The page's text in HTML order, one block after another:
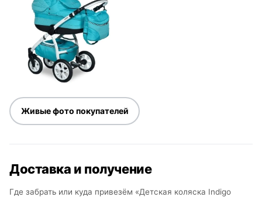
Живые фото покупателей
Доставка и получение
Где забрать или куда привезём «Детская коляска Indigo